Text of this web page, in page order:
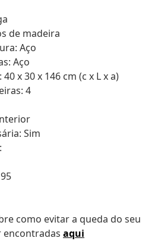
de madeira
Aço
Aço
x 30 x 146 cm (c x L x a)
4
Sim
como evitar a queda do seu
aqui